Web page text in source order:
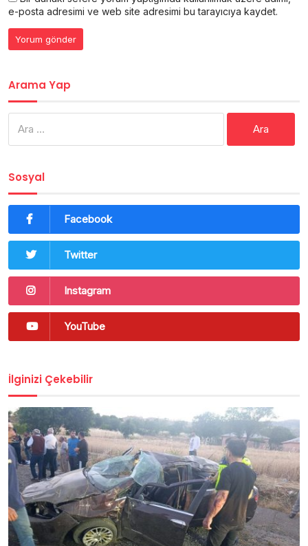
e-posta adresimi ve web site adresimi bu tarayıcıya kaydet.
Arama Yap
Sosyal
Facebook
Twitter
Instagram
YouTube
İlginizi Çekebilir